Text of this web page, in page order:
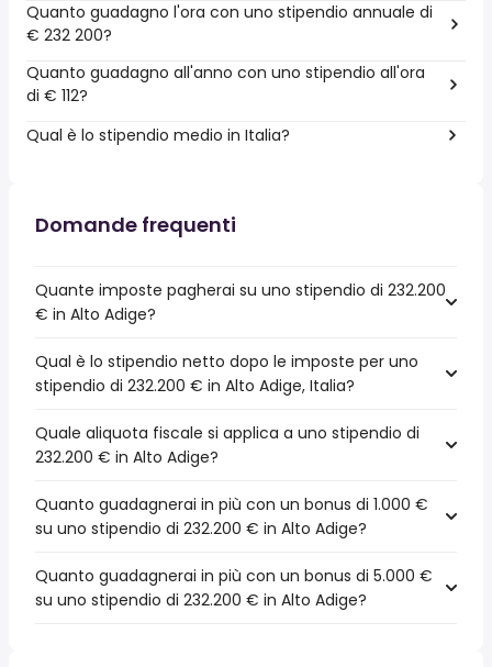
Quanto guadagno l'ora con uno stipendio annuale di
€ 232 200?
Quanto guadagno all'anno con uno stipendio all'ora
di € 112?
Qual è lo stipendio medio in Italia?
Domande frequenti
Quante imposte pagherai su uno stipendio di 232.200
€ in Alto Adige?
Qual è lo stipendio netto dopo le imposte per uno
stipendio di 232.200 € in Alto Adige, Italia?
Quale aliquota fiscale si applica a uno stipendio di
232.200 € in Alto Adige?
Quanto guadagnerai in più con un bonus di 1.000 €
su uno stipendio di 232.200 € in Alto Adige?
Quanto guadagnerai in più con un bonus di 5.000 €
su uno stipendio di 232.200 € in Alto Adige?